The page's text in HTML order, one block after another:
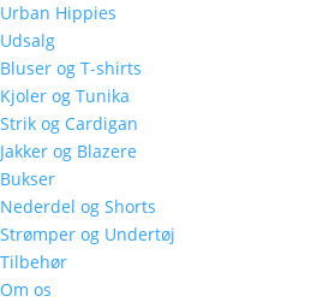
Urban Hippies
Udsalg
Bluser og T-shirts
Kjoler og Tunika
Strik og Cardigan
Jakker og Blazere
Bukser
Nederdel og Shorts
Strømper og Undertøj
Tilbehør
Om os